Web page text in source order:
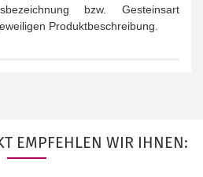
bzw. Gesteinsart
Produktbeschreibung.
EMPFEHLEN WIR IHNEN: